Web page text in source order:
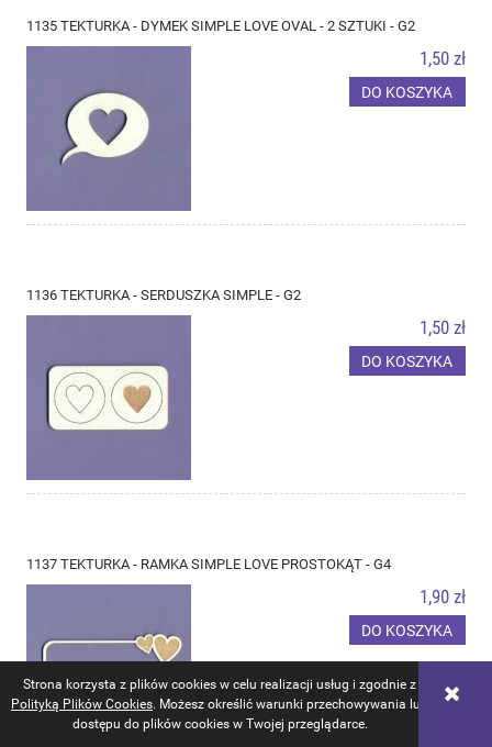
Strona korzysta z plików cookies w celu realizacji usług i zgodnie z
Polityką Plików Cookies. Możesz określić warunki przechowywania lub
dostępu do plików cookies w Twojej przeglądarce.
1135 TEKTURKA - DYMEK SIMPLE LOVE OVAL - 2 SZTUKI - G2
1,50 zł
DO KOSZYKA
1136 TEKTURKA - SERDUSZKA SIMPLE - G2
1,50 zł
DO KOSZYKA
1137 TEKTURKA - RAMKA SIMPLE LOVE PROSTOKĄT - G4
1,90 zł
DO KOSZYKA